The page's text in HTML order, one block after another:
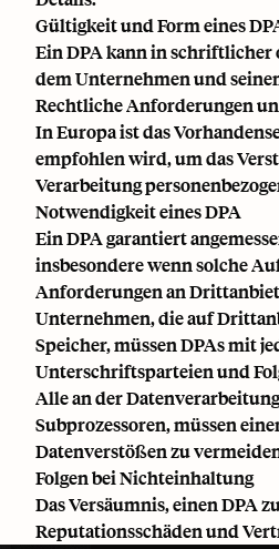
Gültigkeit und Form eines
Ein DPA kann in schriftlicher
dem Unternehmen und
Rechtliche Anforderungen
In Europa ist das
empfohlen wird, um das
Verarbeitung
Notwendigkeit eines DPA
Ein DPA garantiert
insbesondere wenn solche
Anforderungen an
Unternehmen, die auf
Speicher, müssen DPAs mit
Unterschriftsparteien und
Alle an der
Subprozessoren, müssen
Datenverstößen zu
Folgen bei Nichteinhaltung
Das Versäumnis, einen DPA
Reputationsschäden und